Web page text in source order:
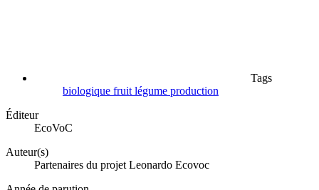
Tags
biologique fruit légume production
Éditeur
EcoVoC
Auteur(s)
Partenaires du projet Leonardo Ecovoc